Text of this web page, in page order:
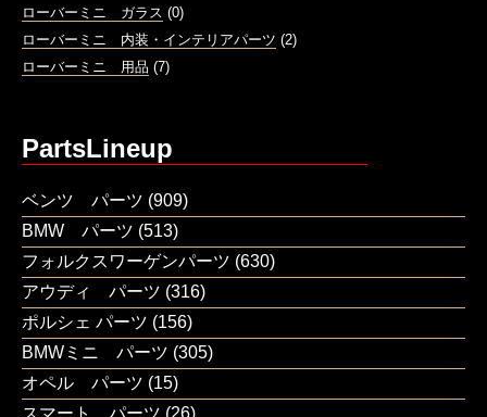
ローバーミニ ガラス (0)
ローバーミニ 内装・インテリアパーツ (2)
ローバーミニ 用品 (7)
PartsLineup
ベンツ パーツ (909)
BMW パーツ (513)
フォルクスワーゲンパーツ (630)
アウディ パーツ (316)
ポルシェ パーツ (156)
BMWミニ パーツ (305)
オペル パーツ (15)
スマート パーツ (26)